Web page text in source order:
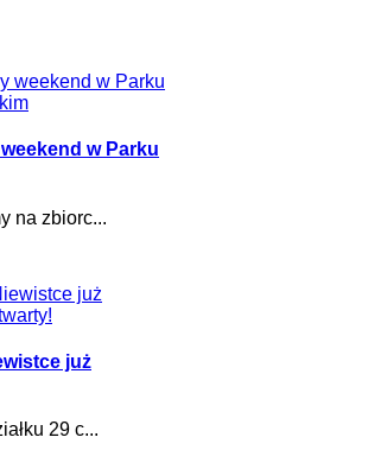
w Parku
na zbiorc...
już
29 c...